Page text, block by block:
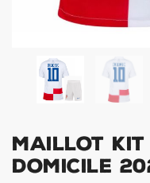
Maillot Kit
Domicile